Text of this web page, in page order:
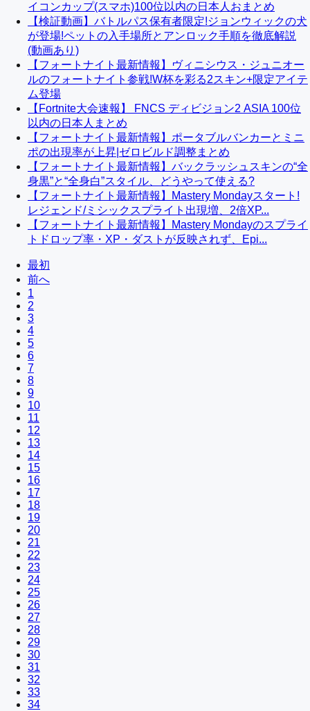
イコンカップ(スマホ)100位以内の日本人おまとめ
【検証動画】バトルパス保有者限定!ジョンウィックの犬
が登場!ペットの入手場所とアンロック手順を徹底解説
(動画あり)
【フォートナイト最新情報】ヴィニシウス・ジュニオー
ルのフォートナイト参戦!W杯を彩る2スキン+限定アイテ
ム登場
【Fortnite大会速報】 FNCS ディビジョン2 ASIA 100位
以内の日本人まとめ
【フォートナイト最新情報】ポータブルバンカーとミニ
ポの出現率が上昇|ゼロビルド調整まとめ
【フォートナイト最新情報】バックラッシュスキンの“全
身黒”と“全身白”スタイル、どうやって使える?
【フォートナイト最新情報】Mastery Mondayスタート!
レジェンド/ミシックスプライト出現増、2倍XP...
【フォートナイト最新情報】Mastery Mondayのスプライ
トドロップ率・XP・ダストが反映されず、Epi...
最初
前へ
1
2
3
4
5
6
7
8
9
10
11
12
13
14
15
16
17
18
19
20
21
22
23
24
25
26
27
28
29
30
31
32
33
34